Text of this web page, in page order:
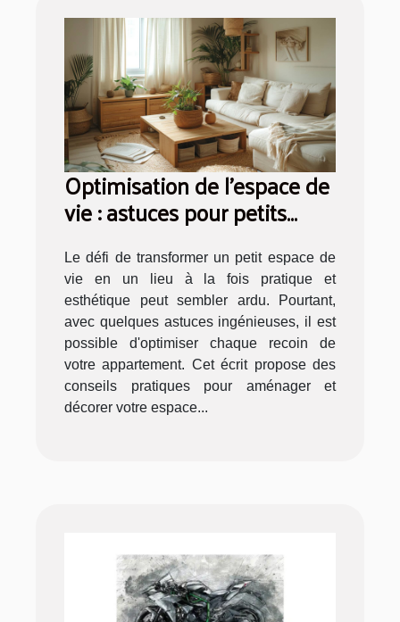
Optimisation de l'espace de
vie : astuces pour petits
appartements
Le défi de transformer un petit espace de
vie en un lieu à la fois pratique et
esthétique peut sembler ardu. Pourtant,
avec quelques astuces ingénieuses, il est
possible d'optimiser chaque recoin de
votre appartement. Cet écrit propose des
conseils pratiques pour aménager et
décorer votre espace...